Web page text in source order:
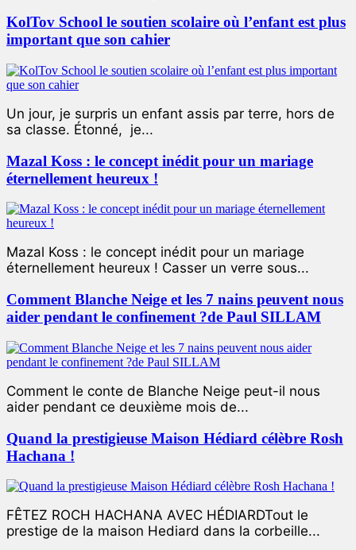
KolTov School le soutien scolaire où l’enfant est plus
important que son cahier
Un jour, je surpris un enfant assis par terre, hors de
sa classe. Étonné, je...
Mazal Koss : le concept inédit pour un mariage
éternellement heureux !
Mazal Koss : le concept inédit pour un mariage
éternellement heureux ! Casser un verre sous...
Comment Blanche Neige et les 7 nains peuvent nous
aider pendant le confinement ?de Paul SILLAM
Comment le conte de Blanche Neige peut-il nous
aider pendant ce deuxième mois de...
Quand la prestigieuse Maison Hédiard célèbre Rosh
Hachana !
FÊTEZ ROCH HACHANA AVEC HÉDIARDTout le
prestige de la maison Hediard dans la corbeille...